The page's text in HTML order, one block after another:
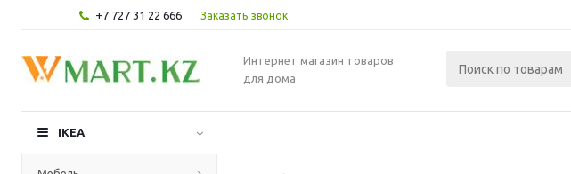
+7 727 31 22 666 Заказать звонок
Интернет магазин товаров
для дома
IKEA